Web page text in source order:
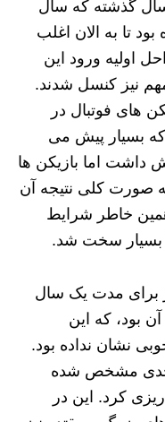
گذشته که سال
بود تا به الان اغلب
اولیه ورود این
نیز کنسل شدند.
های فوتبال در
بسیار پیش می
داشت اما بازیکن ها
صورت کلی نتیجه آن
خاطر شرایط
بسیار سخت شد.
برای مدت یک سال
بود، که این
نشان نداده بود.
حدی مشخص شده
کرد. این در